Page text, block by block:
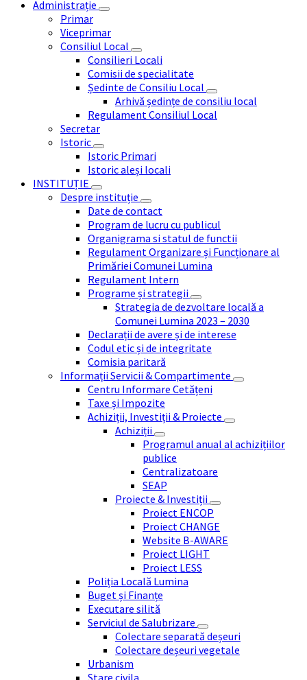
Administrație
Primar
Viceprimar
Consiliul Local
Consilieri Locali
Comisii de specialitate
Ședinte de Consiliu Local
Arhivă ședințe de consiliu local
Regulament Consiliul Local
Secretar
Istoric
Istoric Primari
Istoric aleși locali
INSTITUȚIE
Despre instituție
Date de contact
Program de lucru cu publicul
Organigrama si statul de functii
Regulament Organizare și Funcționare al
Primăriei Comunei Lumina
Regulament Intern
Programe și strategii
Strategia de dezvoltare locală a
Comunei Lumina 2023 – 2030
Declarații de avere și de interese
Codul etic și de integritate
Comisia paritară
Informații Servicii & Compartimente
Centru Informare Cetățeni
Taxe și Impozite
Achiziții, Investiții & Proiecte
Achiziții
Programul anual al achizițiilor
publice
Centralizatoare
SEAP
Proiecte & Investiții
Proiect ENCOP
Proiect CHANGE
Website B-AWARE
Proiect LIGHT
Proiect LESS
Poliția Locală Lumina
Buget și Finanțe
Executare silită
Serviciul de Salubrizare
Colectare separată deșeuri
Colectare deșeuri vegetale
Urbanism
Stare civila